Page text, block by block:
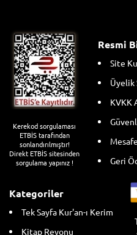
Kerekod sorgulaması
ETBİS tarafından
sonlandırılmıştır!
Direkt ETBİS sitesinden
sorgulama yapınız !
Resmi
Site
Üyelik
KVKK
Geri
Kategoriler
Tek Sayfa Kur'an-ı Kerim
Kitap Reyonu